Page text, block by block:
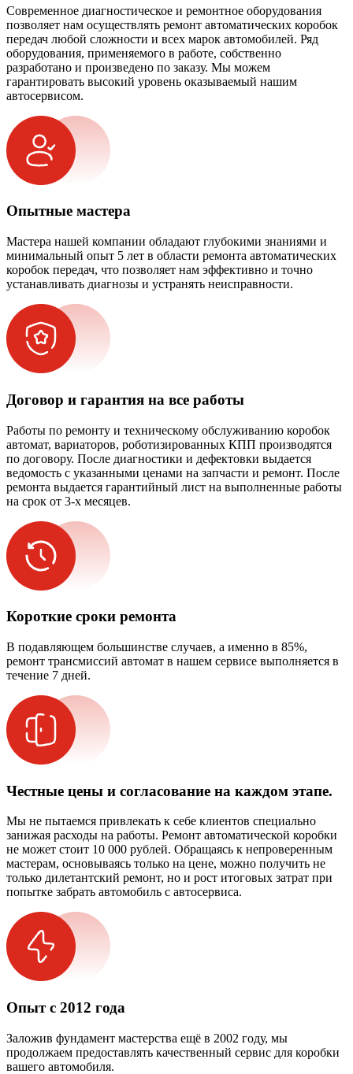
Современное диагностическое и ремонтное оборудования
позволяет нам осуществлять ремонт автоматических коробок
передач любой сложности и всех марок автомобилей. Ряд
оборудования, применяемого в работе, собственно
разработано и произведено по заказу. Мы можем
гарантировать высокий уровень оказываемый нашим
автосервисом.
Опытные мастера
Мастера нашей компании обладают глубокими знаниями и
минимальный опыт 5 лет в области ремонта автоматических
коробок передач, что позволяет нам эффективно и точно
устанавливать диагнозы и устранять неисправности.
Договор и гарантия на все работы
Работы по ремонту и техническому обслуживанию коробок
автомат, вариаторов, роботизированных КПП производятся
по договору. После диагностики и дефектовки выдается
ведомость с указанными ценами на запчасти и ремонт. После
ремонта выдается гарантийный лист на выполненные работы
на срок от 3-х месяцев.
Короткие сроки ремонта
В подавляющем большинстве случаев, а именно в 85%,
ремонт трансмиссий автомат в нашем сервисе выполняется в
течение 7 дней.
Честные цены и согласование на каждом этапе.
Мы не пытаемся привлекать к себе клиентов специально
занижая расходы на работы. Ремонт автоматической коробки
не может стоит 10 000 рублей. Обращаясь к непроверенным
мастерам, основываясь только на цене, можно получить не
только дилетантский ремонт, но и рост итоговых затрат при
попытке забрать автомобиль с автосервиса.
Опыт с 2012 года
Заложив фундамент мастерства ещё в 2002 году, мы
продолжаем предоставлять качественный сервис для коробки
вашего автомобиля.